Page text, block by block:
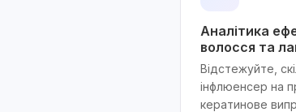
Аналітика
волосся та
Відстежуйте,
інфлюенсер на
кератинове